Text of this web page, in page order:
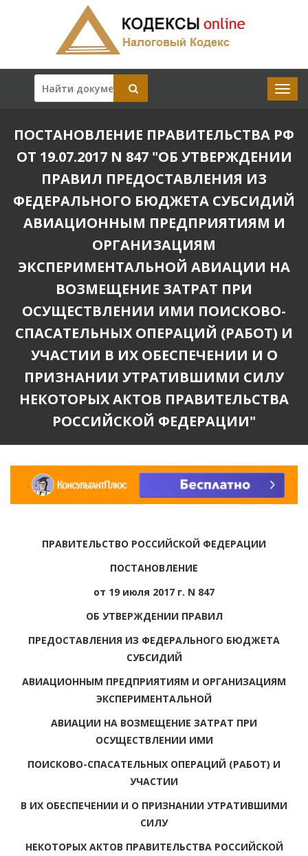
ПОСТАНОВЛЕНИЕ ПРАВИТЕЛЬСТВА РФ
ОТ 19.07.2017 N 847 "ОБ УТВЕРЖДЕНИИ
ПРАВИЛ ПРЕДОСТАВЛЕНИЯ ИЗ
ФЕДЕРАЛЬНОГО БЮДЖЕТА СУБСИДИЙ
АВИАЦИОННЫМ ПРЕДПРИЯТИЯМ И
ОРГАНИЗАЦИЯМ
ЭКСПЕРИМЕНТАЛЬНОЙ АВИАЦИИ НА
ВОЗМЕЩЕНИЕ ЗАТРАТ ПРИ
ОСУЩЕСТВЛЕНИИ ИМИ ПОИСКОВО-
СПАСАТЕЛЬНЫХ ОПЕРАЦИЙ (РАБОТ) И
УЧАСТИИ В ИХ ОБЕСПЕЧЕНИИ И О
ПРИЗНАНИИ УТРАТИВШИМИ СИЛУ
НЕКОТОРЫХ АКТОВ ПРАВИТЕЛЬСТВА
РОССИЙСКОЙ ФЕДЕРАЦИИ"
ПРАВИТЕЛЬСТВО РОССИЙСКОЙ ФЕДЕРАЦИИ
ПОСТАНОВЛЕНИЕ
от 19 июля 2017 г. N 847
ОБ УТВЕРЖДЕНИИ ПРАВИЛ
ПРЕДОСТАВЛЕНИЯ ИЗ ФЕДЕРАЛЬНОГО БЮДЖЕТА
СУБСИДИЙ
АВИАЦИОННЫМ ПРЕДПРИЯТИЯМ И ОРГАНИЗАЦИЯМ
ЭКСПЕРИМЕНТАЛЬНОЙ
АВИАЦИИ НА ВОЗМЕЩЕНИЕ ЗАТРАТ ПРИ
ОСУЩЕСТВЛЕНИИ ИМИ
ПОИСКОВО-СПАСАТЕЛЬНЫХ ОПЕРАЦИЙ (РАБОТ) И
УЧАСТИИ
В ИХ ОБЕСПЕЧЕНИИ И О ПРИЗНАНИИ УТРАТИВШИМИ
СИЛУ
НЕКОТОРЫХ АКТОВ ПРАВИТЕЛЬСТВА РОССИЙСКОЙ